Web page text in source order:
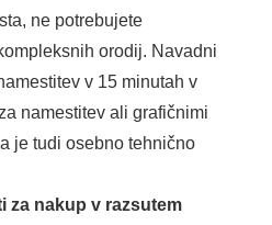
ne potrebujete
orodij. Navadni
v 15 minutah v
namestitev ali grafičnimi
je tudi osebno tehnično
za nakup v razsutem